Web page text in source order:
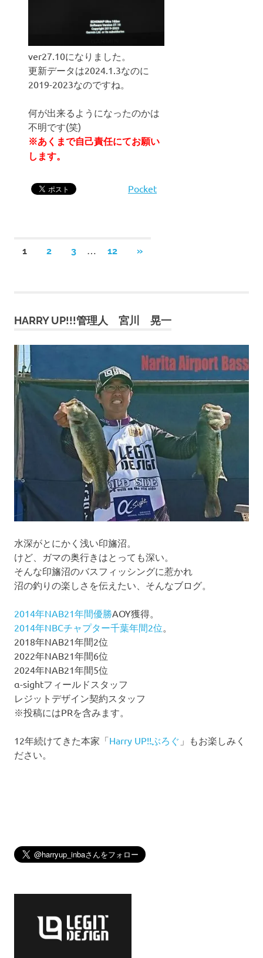
ver27.10になりました。
更新データは2024.1.3なのに
2019-2023なのですね。
何が出来るようになったのかは
不明です(笑)
※あくまで自己責任にてお願い
します。
Pocket
投
ペ
ー
ジ
送
り
1 2 3 … 12
次
»
HARRY UP!!!管理人 宮川 晃一
水深がとにかく浅い印旛沼。
けど、ガマの奥行きはとっても深い。
そんな印旛沼のバスフィッシングに惹かれ
沼の釣りの楽しさを伝えたい、そんなブログ。
2014年NAB21年間優勝AOY獲得。
2014年NBCチャプター千葉年間2位。
2018年NAB21年間2位
2022年NAB21年間6位
2024年NAB21年間5位
α-sightフィールドスタッフ
レジットデザイン契約スタッフ
※投稿にはPRを含みます。
12年続けてきた本家「Harry UP!!ぶろぐ 」もお楽しみく
ださい。